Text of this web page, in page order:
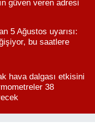
güven veren adresi
5 Ağustos uyarısı:
bu saatlere
hava dalgası etkisini
38